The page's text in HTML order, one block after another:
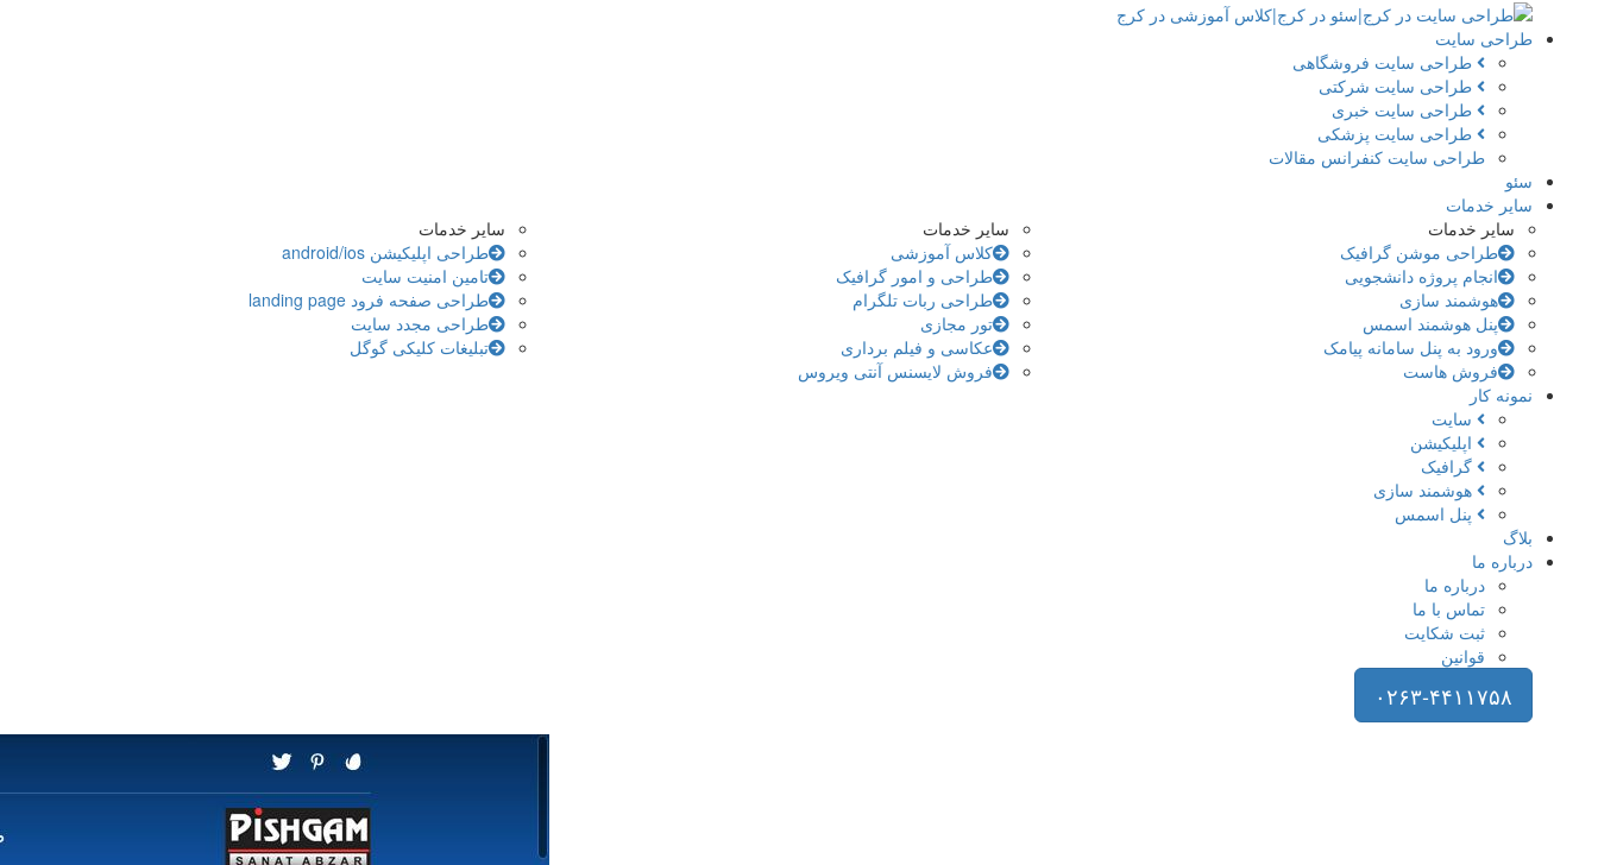
طراحی سایت
طراحی سایت فروشگاهی
طراحی سایت شرکتی
طراحی سایت خبری
طراحی سایت پزشکی
طراحی سایت کنفرانس مقالات
سئو
سایر خدمات
سایر خدمات
طراحی اپلیکیشن android/ios
تامین امنیت سایت
طراحی صفحه فرود landing page
طراحی مجدد سایت
تبلیغات کلیکی گوگل
سایر خدمات
کلاس آموزشی
طراحی و امور گرافیک
طراحی ربات تلگرام
تور مجازی
عکاسی و فیلم برداری
فروش لایسنس آنتی ویروس
سایر خدمات
طراحی موشن گرافیک
انجام پروژه دانشجویی
هوشمند سازی
پنل هوشمند اسمس
ورود به پنل سامانه پیامک
فروش هاست
نمونه کار
سایت
اپلیکیشن
گرافیک
هوشمند سازی
پنل اسمس
بلاگ
درباره ما
درباره ما
تماس با ما
ثبت شکایت
قوانین
۰۲۶۳-۴۴۱۱۷۵۸